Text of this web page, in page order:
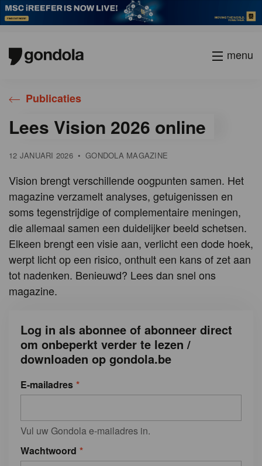
menu
Publicaties
Lees Vision 2026 online
12 JANUARI 2026 • GONDOLA MAGAZINE
Vision brengt verschillende oogpunten samen. Het
magazine verzamelt analyses, getuigenissen en
soms tegenstrijdige of complementaire meningen,
die allemaal samen een duidelijker beeld schetsen.
Elkeen brengt een visie aan, verlicht een dode hoek,
werpt licht op een risico, onthult een kans of zet aan
tot nadenken. Benieuwd? Lees dan snel ons
magazine.
Log in als abonnee of abonneer direct
om onbeperkt verder te lezen /
downloaden op gondola.be
E-mailadres
Vul uw Gondola e-mailadres in.
Wachtwoord